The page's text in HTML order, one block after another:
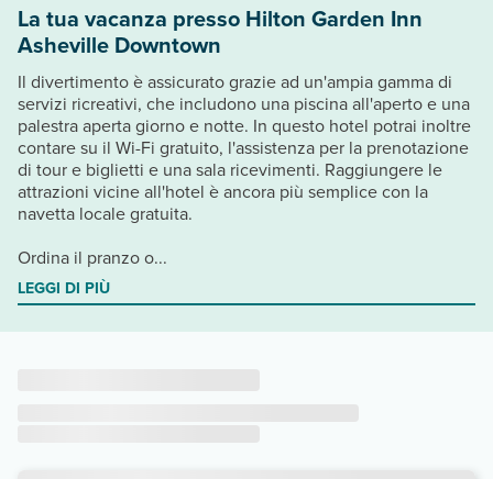
La tua vacanza presso Hilton Garden Inn
Asheville Downtown
Il divertimento è assicurato grazie ad un'ampia gamma di
servizi ricreativi, che includono una piscina all'aperto e una
palestra aperta giorno e notte. In questo hotel potrai inoltre
contare su il Wi-Fi gratuito, l'assistenza per la prenotazione
di tour e biglietti e una sala ricevimenti. Raggiungere le
attrazioni vicine all'hotel è ancora più semplice con la
navetta locale gratuita.
Ordina il pranzo o...
LEGGI DI PIÙ